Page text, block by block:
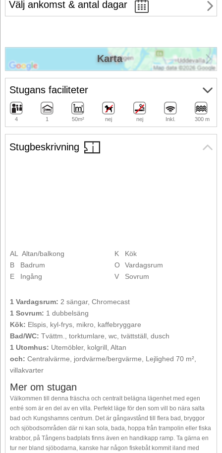
Välj ankomst & antal dagar
Stugbeskrivning
AL Altan/balkong
B
Badrum
E
Ingång
K
Kök
O
Vardagsrum
V
Sovrum
1 Vardagsrum: 2 sängar, Chromecast
1 Sovrum: 1 dubbelsäng
Kök: Elspis, kyl-frys, mikro, kaffebryggare
Bad/WC: Tvättm., torktumlare, wc, tvättställ, dusch
1 Utomhus: Utemöbler, kolgrill, Altan
och: Centralvärme, jordvärme/bergvärme, Lejlighed 70 m²,
villakvarter
Mer om stugan
Välkommen till denna fräscha och centralt belägna lägenhet med egen
entré som är en del av en villa. Perfekt läge för den som vill bo nära salta
bad och Kungshamns centrum. Det är gångavstånd till flera bad, bryggor
och sjöbodsområden där ni kan sola, bada, hoppa från trampolin eller fiska
krabbor, på Tångens badplats finns även en handikapp ramp. Ta gärna en
tur ner bland sjöbodarna, kanske har någon fiskebåt kommit iland med
Stugans faciliteter
4 1 50m² nej nej Inkl. 300 m
Karta